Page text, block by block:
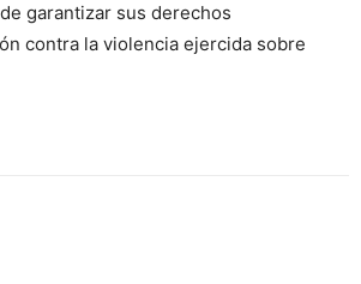
garantizar sus derechos
contra la violencia ejercida sobre